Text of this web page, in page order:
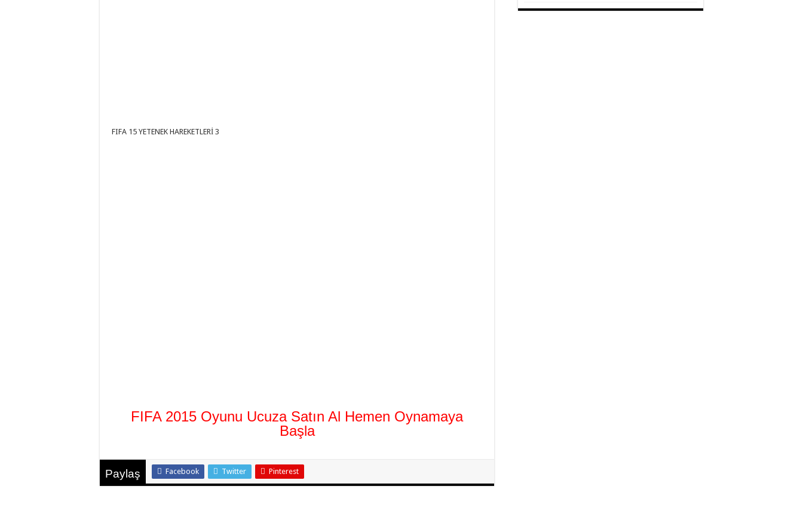
FIFA 15 YETENEK HAREKETLERİ 3
FIFA 2015 Oyunu Ucuza Satın Al Hemen Oynamaya
Başla
Paylaş Facebook Twitter Pinterest